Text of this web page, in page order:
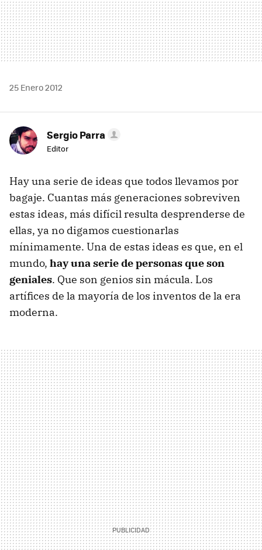
25 Enero 2012
Sergio Parra
Editor
Hay una serie de ideas que todos llevamos por
bagaje. Cuantas más generaciones sobreviven
estas ideas, más difícil resulta desprenderse de
ellas, ya no digamos cuestionarlas
mínimamente. Una de estas ideas es que, en el
mundo, hay una serie de personas que son
geniales. Que son genios sin mácula. Los
artífices de la mayoría de los inventos de la era
moderna.